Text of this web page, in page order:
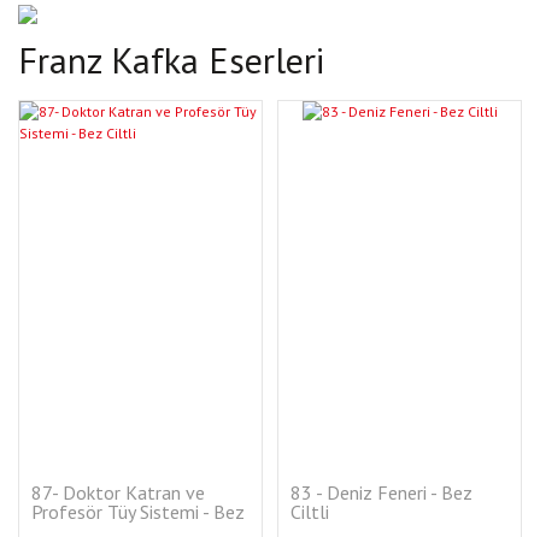
Franz Kafka Eserleri
87- Doktor Katran ve
Profesör Tüy Sistemi - Bez
83 - Deniz Feneri - Bez
Ciltli